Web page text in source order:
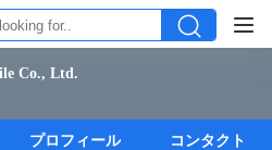
Co., Ltd.
プロフィール コンタクト